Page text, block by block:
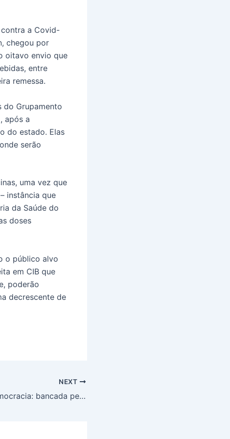
contra a Covid-
chegou por
oitavo envio que
entre
remessa.
do Grupamento
após a
do estado. Elas
serão
uma vez que
instância que
da Saúde do
doses
o público alvo
em CIB que
poderão
decrescente de
NEXT
Minuto da Democracia: bancada petista recebe Jorge Solla e debate sobre a situação do Brasil na pandemia da Covid19 e as ações na Câmara Federal